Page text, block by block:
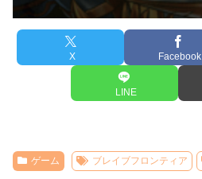
X Facebook
LINE
ゲーム ブレイブフロンティア